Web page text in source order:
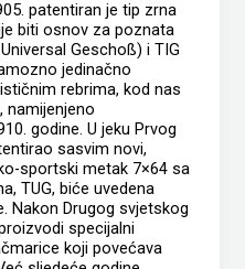
patentiran je tip zrna
biti osnov za poznata
Geschoß) i TIG
jedinačno
rebrima, kod nas
namijenjeno
godine. U jeku Prvog
sasvim novi,
sportski metak 7×64 sa
TUG, biće uvedena
Nakon Drugog svjetskog
specijalni
koji povećava